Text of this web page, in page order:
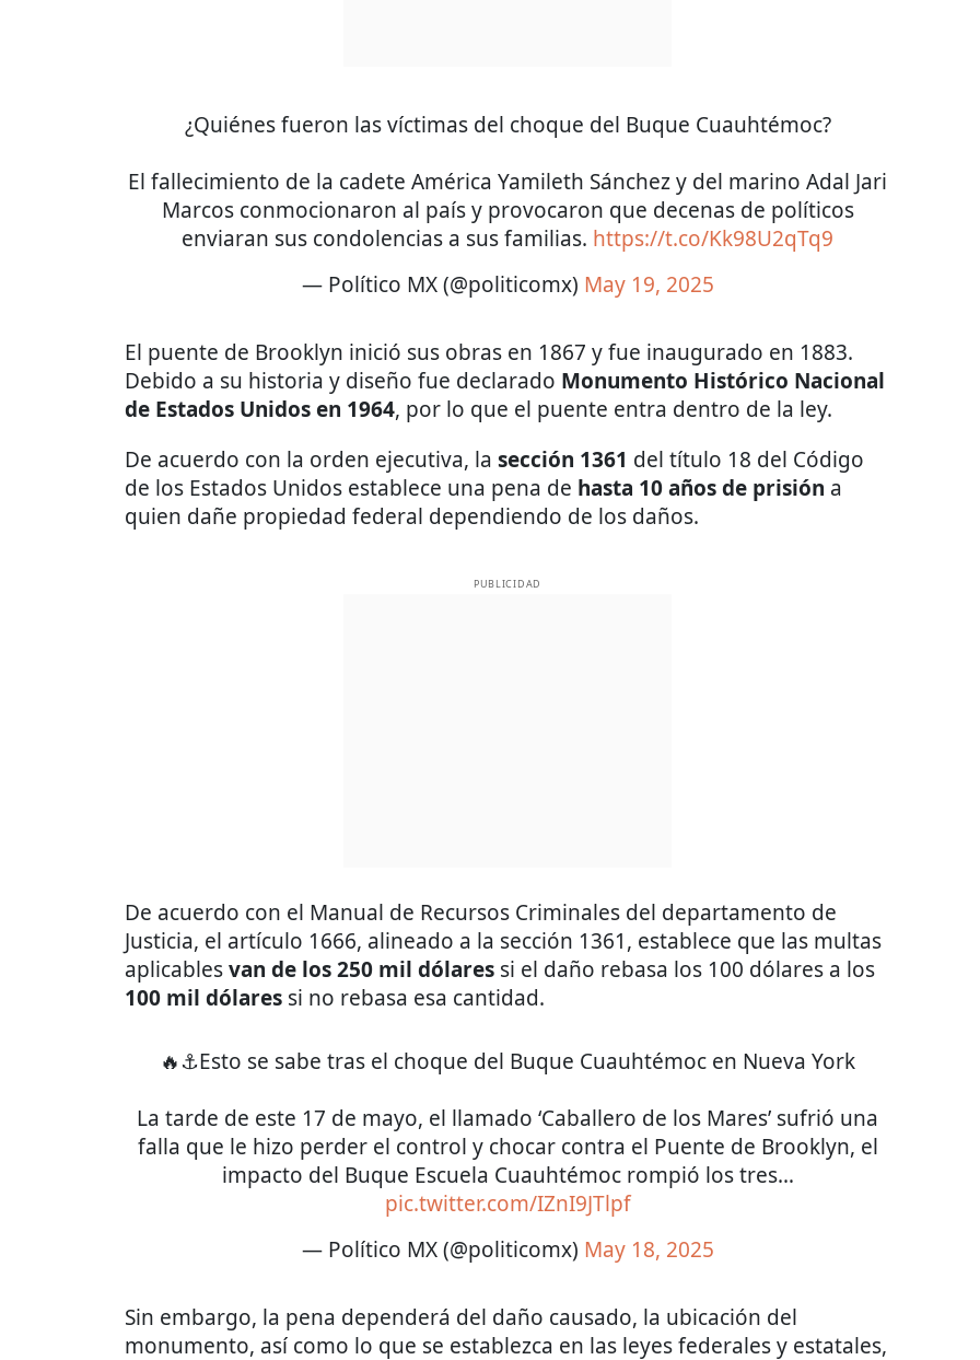
¿Quiénes fueron las víctimas del choque del Buque Cuauhtémoc?
El fallecimiento de la cadete América Yamileth Sánchez y del marino Adal Jari
Marcos conmocionaron al país y provocaron que decenas de políticos
enviaran sus condolencias a sus familias. https://t.co/Kk98U2qTq9
— Político MX (@politicomx) May 19, 2025
El puente de Brooklyn inició sus obras en 1867 y fue inaugurado en 1883.
Debido a su historia y diseño fue declarado Monumento Histórico Nacional
de Estados Unidos en 1964, por lo que el puente entra dentro de la ley.
De acuerdo con la orden ejecutiva, la sección 1361 del título 18 del Código
de los Estados Unidos establece una pena de hasta 10 años de prisión a
quien dañe propiedad federal dependiendo de los daños.
PUBLICIDAD
De acuerdo con el Manual de Recursos Criminales del departamento de
Justicia, el artículo 1666, alineado a la sección 1361, establece que las multas
aplicablesvan de los 250 mil dólares si el daño rebasa los 100 dólares a los
100 mil dólares si no rebasa esa cantidad.
🔥⚓Esto se sabe tras el choque del Buque Cuauhtémoc en Nueva York
La tarde de este 17 de mayo, el llamado ‘Caballero de los Mares’ sufrió una
falla que le hizo perder el control y chocar contra el Puente de Brooklyn, el
impacto del Buque Escuela Cuauhtémoc rompió los tres…
pic.twitter.com/IZnI9JTlpf
— Político MX (@politicomx) May 18, 2025
Sin embargo, la pena dependerá del daño causado, la ubicación del
monumento, así como lo que se establezca en las leyes federales y estatales,